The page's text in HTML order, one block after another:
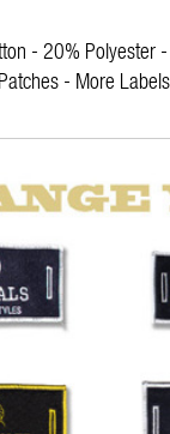
- 20% Polyester -
- More